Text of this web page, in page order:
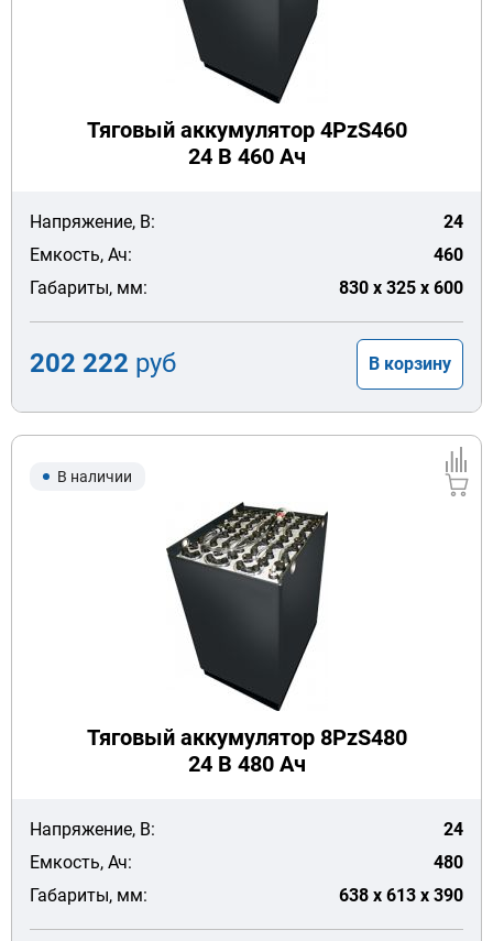
Тяговый аккумулятор 4PzS460
24 В 460 Ач
Напряжение, В:
24
Емкость, Ач:
460
Габариты, мм:
830 x 325 x 600
202 222 руб В корзину
В наличии
Тяговый аккумулятор 8PzS480
24 В 480 Ач
Напряжение, В:
24
Емкость, Ач:
480
Габариты, мм:
638 x 613 x 390